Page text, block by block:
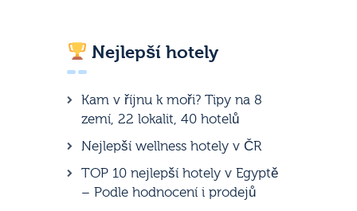
Nejlepší hotely
Kam v říjnu k moři? Tipy na 8
zemí, 22 lokalit, 40 hotelů
Nejlepší wellness hotely v ČR
TOP 10 nejlepší hotely v Egyptě
– Podle hodnocení i prodejů